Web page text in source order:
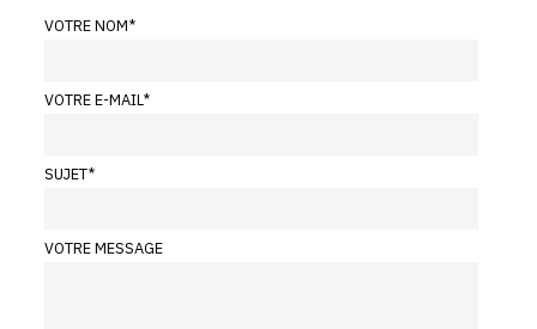
VOTRE NOM*
VOTRE E-MAIL*
SUJET*
VOTRE MESSAGE